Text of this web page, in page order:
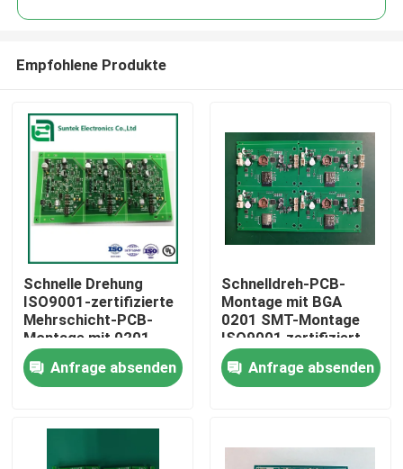
Startseite
Empfohlene Produkte
Schnelle Drehung
ISO9001-zertifizierte
Mehrschicht-PCB-
Montage mit 0201
SMT und BGA-
Komponentenherstellung
Anfrage absenden
Schnelldreh-PCB-
Montage mit BGA
0201 SMT-Montage
ISO9001 zertifiziert
Anfrage absenden